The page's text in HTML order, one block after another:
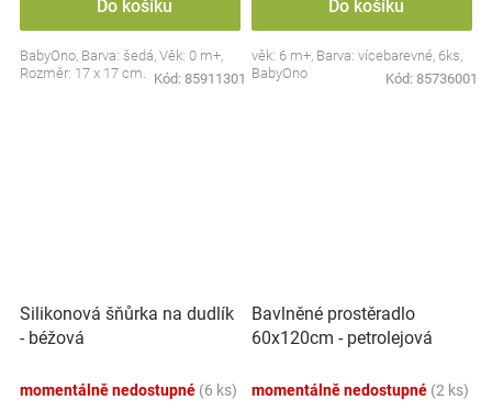
Do košíku
BabyOno, Barva: šedá, Věk: 0 m+,
Rozměr: 17 x 17 cm.
Kód: 85911301
Do košíku
věk: 6 m+, Barva: vícebarevné, 6ks,
BabyOno
Kód: 85736001
Silikonová šňůrka na dudlík
- béžová
momentálně nedostupné (6 ks)
Bavlněné prostěradlo
60x120cm - petrolejová
momentálně nedostupné (2 ks)